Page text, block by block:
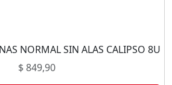
NORMAL SIN ALAS CALIPSO 8U
$849,90